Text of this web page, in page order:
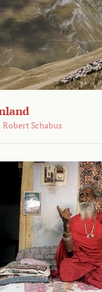
Robert Schabus